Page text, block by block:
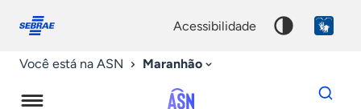
conosco
acessibilidade
Você está na ASN Maranhão
Dados
para